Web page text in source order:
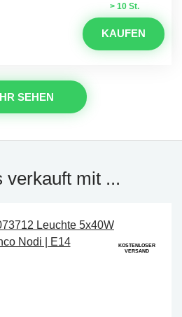
> 10 St.
KAUFEN
SEHEN
verkauft mit ...
KOSTENLOSER
VERSAND